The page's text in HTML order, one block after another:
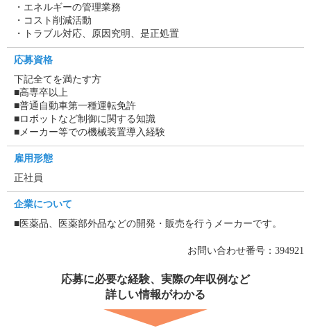
・エネルギーの管理業務
・コスト削減活動
・トラブル対応、原因究明、是正処置
応募資格
下記全てを満たす方
■高専卒以上
■普通自動車第一種運転免許
■ロボットなど制御に関する知識
■メーカー等での機械装置導入経験
雇用形態
正社員
企業について
■医薬品、医薬部外品などの開発・販売を行うメーカーです。
お問い合わせ番号：394921
応募に必要な経験、実際の年収例など
詳しい情報がわかる